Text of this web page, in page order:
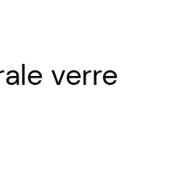
verre